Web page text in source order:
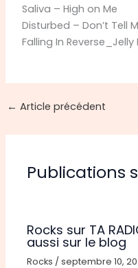
Saliva – High on Me
Disturbed – Don’t Tell
Falling In Reverse_Jelly
← Article précédent
Publications
Rocks sur TA
aussi sur le blog
Rocks /septembre 10,